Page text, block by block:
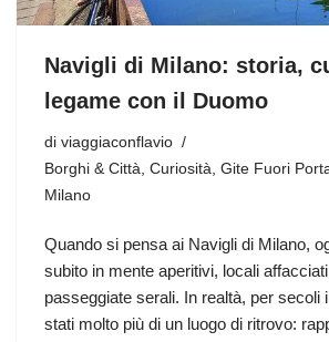
Navigli di Milano: storia,
legame con il Duomo
di viaggiaconflavio
Borghi & Città, Curiosità, Gite Fuori
Milano
Quando si pensa ai Navigli di Milano,
subito in mente aperitivi, locali affacciati
passeggiate serali. In realtà, per secoli
stati molto più di un luogo di ritrovo: